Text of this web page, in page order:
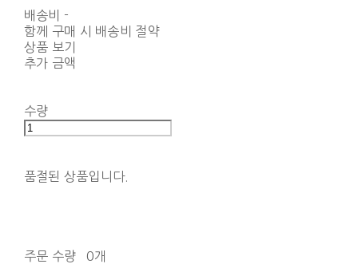
배송비 -
함께 구매 시 배송비 절약
상품 보기
추가 금액
수량
품절된 상품입니다.
주문 수량
0개